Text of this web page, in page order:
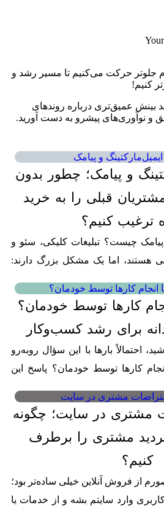
حرکت می‌کنیم تا مسیر رشد و
کنیم!
عمیق‌تری درباره روندهای
نوآوری‌های پیشرو به دست آورید.
19
جولای
2026
و پیامک؛ چطور بدون
قبلی را به خرید
ترغیب کنیم؟
چیست؟ تبلیغات کلیکی، سئو و
هستند، اما یک مشکل بزرگ دارند:
18
جولای
2026
کارها توسط خودمان؟
برای رشد کسب‌وکار
احتمالاً بارها با این سؤال روبه‌رو
کارها توسط خودمان؟ پاسخ این
23
2026
مشتری در سایت؛ چگونه
مشتری را برطرف
کنیم؟
از فروش آنلاین خیلی ساده‌تر بود؛
وارد سایتم بشه و از خدمات یا